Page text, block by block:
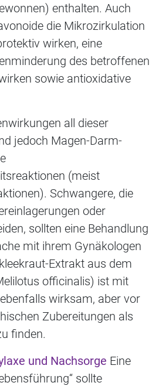
enthalten. Auch
die Mikrozirkulation
wirken, eine
des betroffenen
sowie antioxidative
all dieser
jedoch Magen-Darm-
(meist
Schwangere, die
oder
sollten eine Behandlung
mit ihrem Gynäkologen
Extrakt aus dem
officinalis) ist mit
wirksam, aber vor
Zubereitungen als
finden.
und Nachsorge Eine
sollte